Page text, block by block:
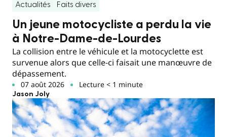
Actualités Faits divers
Un jeune motocycliste a perdu la vie
à Notre-Dame-de-Lourdes
La collision entre le véhicule et la motocyclette est
survenue alors que celle-ci faisait une manœuvre de
dépassement.
07 août 2026 Lecture < 1 minute
Jason Joly